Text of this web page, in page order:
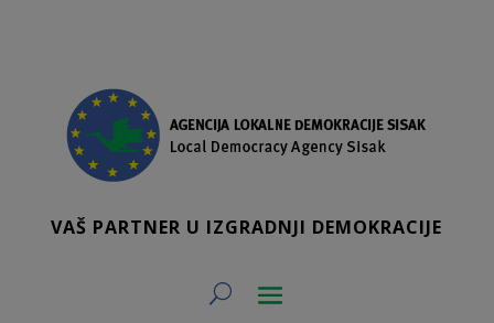
VAŠ PARTNER U IZGRADNJI DEMOKRACIJE